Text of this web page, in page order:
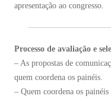
apresentação ao congresso.
Processo de avaliação e
– As propostas de
quem coordena os painéis.
– Quem coordena os